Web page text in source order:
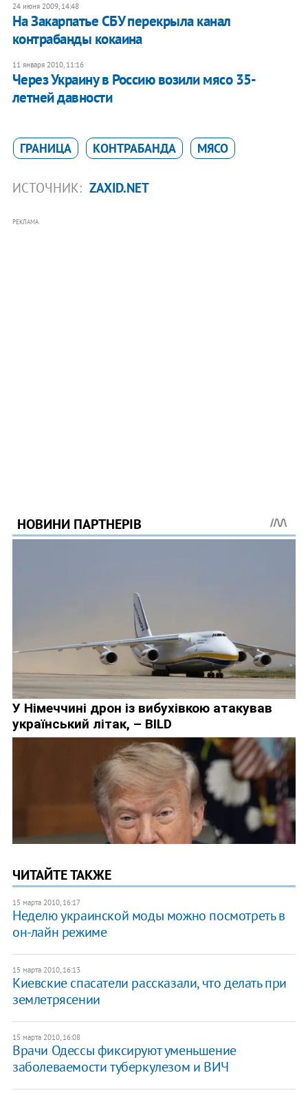
24 июня 2009, 14:48
На Закарпатье СБУ перекрыла канал
контрабанды кокаина
11 января 2010, 11:16
Через Украину в Россию возили мясо 35-
летней давности
ГРАНИЦА КОНТРАБАНДА МЯСО
ИСТОЧНИК: ZAXID.NET
РЕКЛАМА
ЧИТАЙТЕ ТАКЖЕ
15 марта 2010, 16:17
Неделю украинской моды можно посмотреть в
он-лайн режиме
15 марта 2010, 16:13
Киевские спасатели рассказали, что делать при
землетрясении
15 марта 2010, 16:08
Врачи Одессы фиксируют уменьшение
заболеваемости туберкулезом и ВИЧ